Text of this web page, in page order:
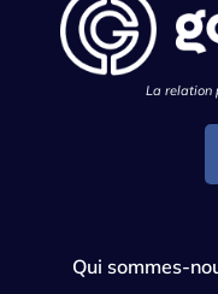
La relation
Qui sommes-